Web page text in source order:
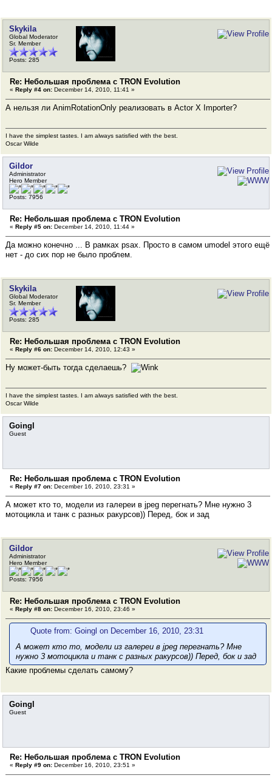
Skykila
Global Moderator
Sr. Member
Posts: 285
Re: Небольшая проблема с TRON Evolution
« Reply #4 on: December 14, 2010, 11:41 »
А нельзя ли AnimRotationOnly реализовать в Actor X Importer?
I have the simplest tastes. I am always satisfied with the best.
Oscar Wilde
Gildor
Administrator
Hero Member
Posts: 7956
Re: Небольшая проблема с TRON Evolution
« Reply #5 on: December 14, 2010, 11:44 »
Да можно конечно ... В рамках psax. Просто в самом umodel этого ещё
нет - до сих пор не было проблем.
Skykila
Global Moderator
Sr. Member
Posts: 285
Re: Небольшая проблема с TRON Evolution
« Reply #6 on: December 14, 2010, 12:43 »
Ну может-быть тогда сделаешь?
I have the simplest tastes. I am always satisfied with the best.
Oscar Wilde
Goingl
Guest
Re: Небольшая проблема с TRON Evolution
« Reply #7 on: December 16, 2010, 23:31 »
А может кто то, модели из галереи в jpeg перегнать? Мне нужно 3
мотоцикла и танк с разных ракурсов)) Перед, бок и зад
Gildor
Administrator
Hero Member
Posts: 7956
Re: Небольшая проблема с TRON Evolution
« Reply #8 on: December 16, 2010, 23:46 »
Quote from: Goingl on December 16, 2010, 23:31
А может кто то, модели из галереи в jpeg перегнать? Мне
нужно 3 мотоцикла и танк с разных ракурсов)) Перед, бок и зад
Какие проблемы сделать самому?
Goingl
Guest
Re: Небольшая проблема с TRON Evolution
« Reply #9 on: December 16, 2010, 23:51 »